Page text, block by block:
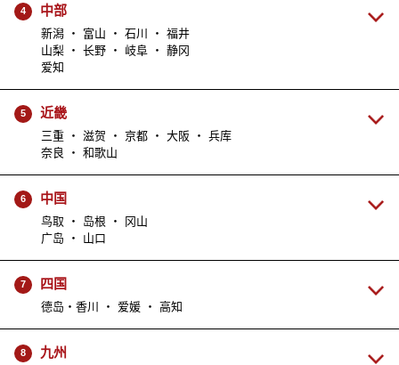
4 中部
新潟 ・ 富山 ・ 石川 ・ 福井
山梨 ・ 长野 ・ 岐阜 ・ 静冈
爱知
5 近畿
三重 ・ 滋贺 ・ 京都 ・ 大阪 ・ 兵库
奈良 ・ 和歌山
6 中国
鸟取 ・ 岛根 ・ 冈山
广岛 ・ 山口
7 四国
德岛・香川 ・ 爱媛 ・ 高知
8 九州